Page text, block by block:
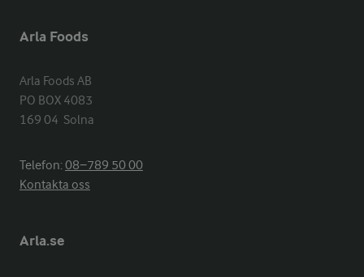
Arla Foods
Arla Foods AB
PO BOX 4083
169 04  Solna
Telefon:08−789 50 00
Kontakta oss
Arla.se